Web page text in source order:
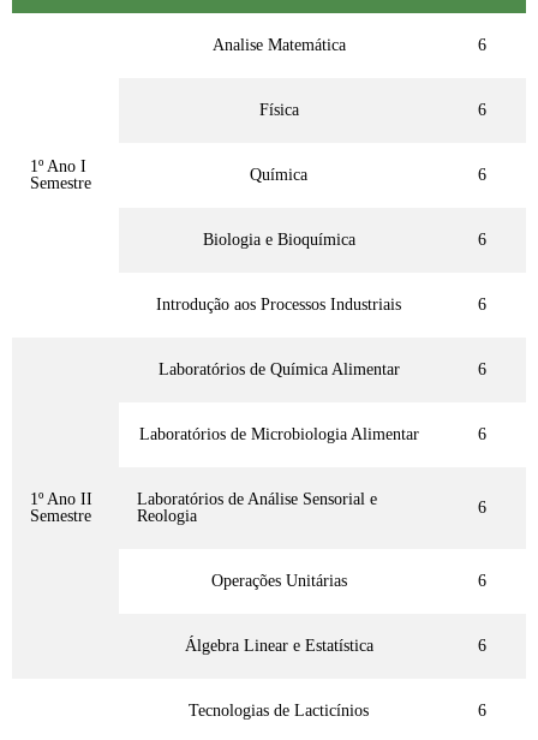
1º Ano I
Semestre
Analise Matemática 6
Física 6
Química 6
Biologia e Bioquímica 6
Introdução aos Processos Industriais 6
1º Ano II
Semestre
Laboratórios de Química Alimentar 6
Laboratórios de Microbiologia Alimentar 6
Laboratórios de Análise Sensorial e
Reologia
6
Operações Unitárias 6
Álgebra Linear e Estatística 6
Tecnologias de Lacticínios 6